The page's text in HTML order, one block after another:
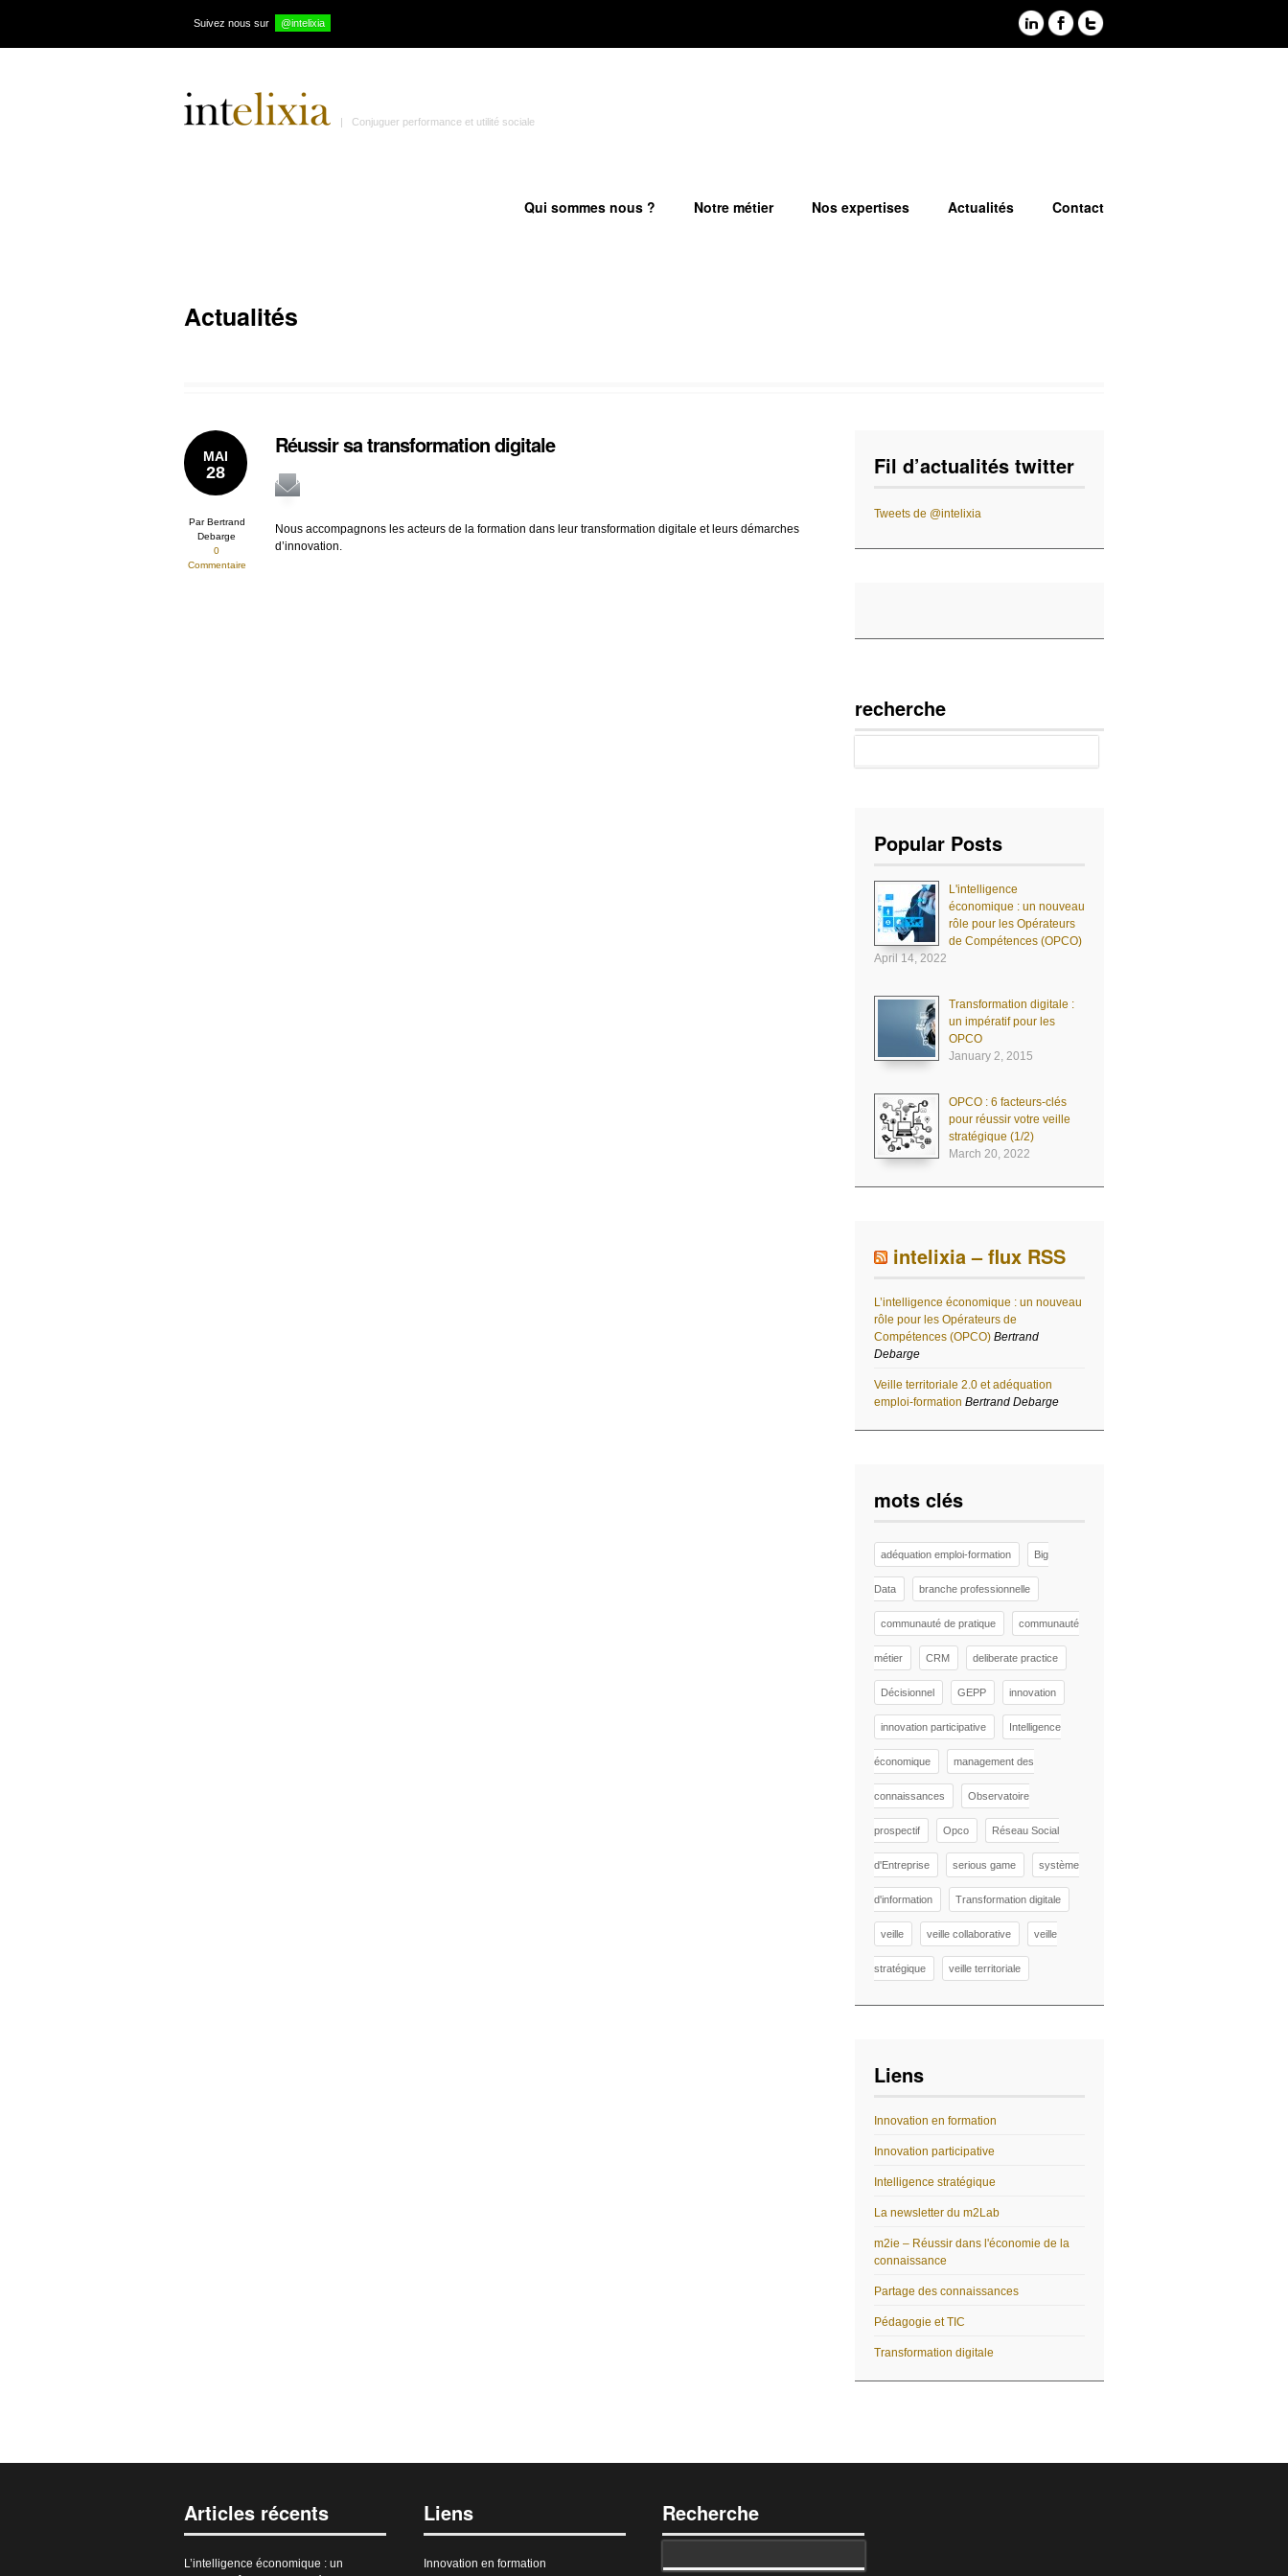
Suivez nous sur @intelixia
| Conjuguer performance et utilité sociale
Qui sommes nous ? Notre métier Nos expertises Actualités Contact
Actualités
MAI
28
Par Bertrand
Debarge
0
Commentaire
Réussir sa transformation digitale
Nous accompagnons les acteurs de la formation dans leur transformation digitale et leurs démarches
d’innovation.
Fil d’actualités twitter
Tweets de @intelixia
recherche
Popular Posts
L'intelligence
économique : un nouveau
rôle pour les Opérateurs
de Compétences (OPCO)
April 14, 2022
Transformation digitale :
un impératif pour les
OPCO
January 2, 2015
OPCO : 6 facteurs-clés
pour réussir votre veille
stratégique (1/2)
March 20, 2022
intelixia – flux RSS
L’intelligence économique : un nouveau
rôle pour les Opérateurs de
Compétences (OPCO) Bertrand
Debarge
Veille territoriale 2.0 et adéquation
emploi-formation Bertrand Debarge
mots clés
adéquation emploi-formation Big
Data branche professionnelle
communauté de pratique communauté
métier CRM deliberate practice
Décisionnel GEPP innovation
innovation participative Intelligence
économique management des
connaissances Observatoire
prospectif Opco Réseau Social
d'Entreprise serious game système
d'information Transformation digitale
veille veille collaborative veille
stratégique veille territoriale
Liens
Innovation en formation
Innovation participative
Intelligence stratégique
La newsletter du m2Lab
m2ie – Réussir dans l'économie de la
connaissance
Partage des connaissances
Pédagogie et TIC
Transformation digitale
Articles récents
L’intelligence économique : un
Liens
Innovation en formation
Recherche